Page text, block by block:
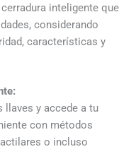
inteligente que
considerando
características y
llaves y accede a tu
con métodos
o incluso